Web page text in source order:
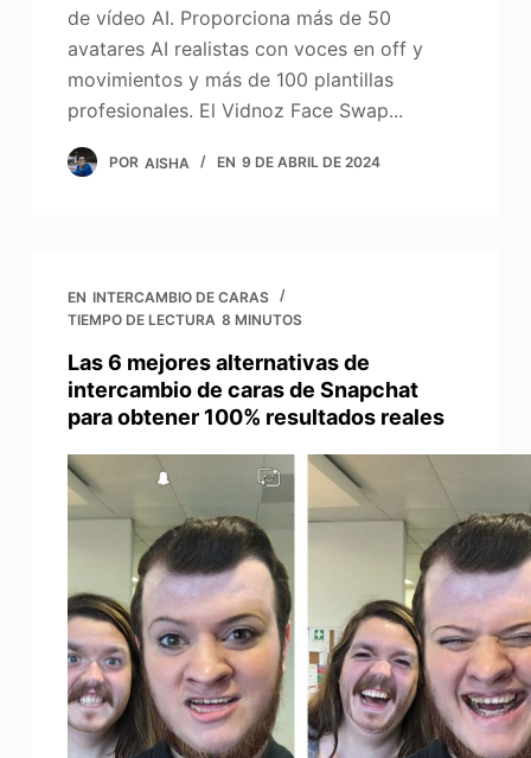
de vídeo AI. Proporciona más de 50
avatares AI realistas con voces en off y
movimientos y más de 100 plantillas
profesionales. El Vidnoz Face Swap...
POR AISHA EN 9 DE ABRIL DE 2024
EN INTERCAMBIO DE CARAS
TIEMPO DE LECTURA 8 MINUTOS
Las 6 mejores alternativas de
intercambio de caras de Snapchat
para obtener 100% resultados reales